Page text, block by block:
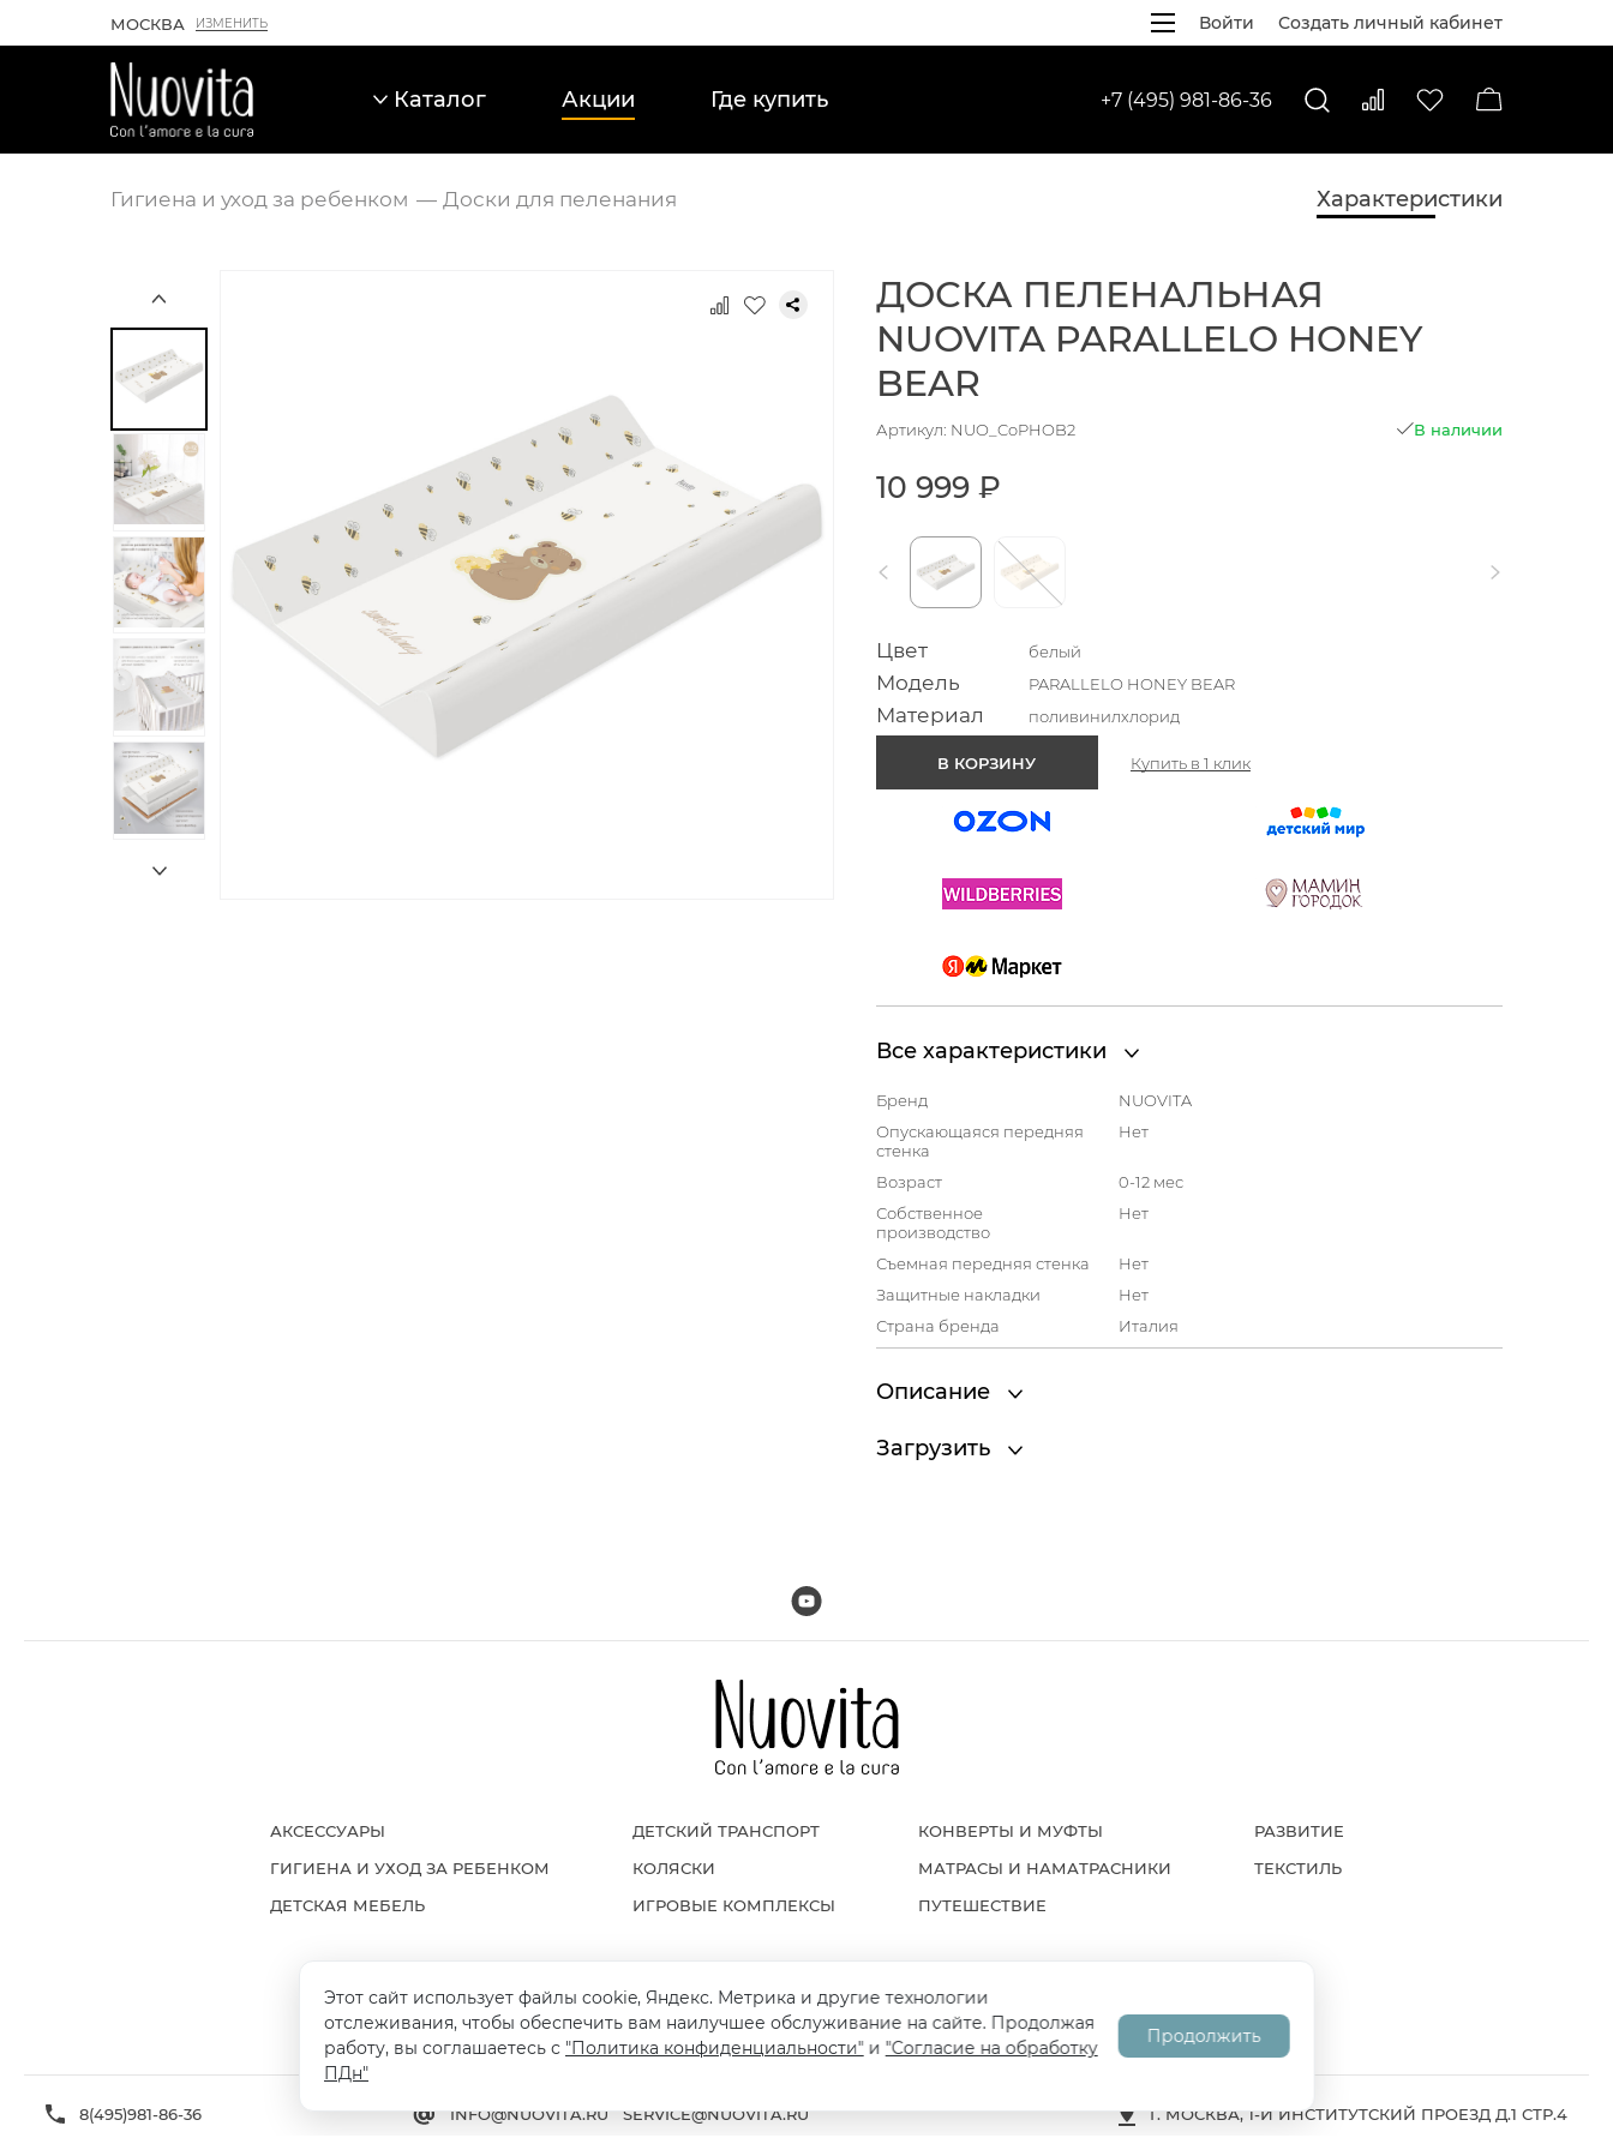
МОСКВА ИЗМЕНИТЬ Войти Создать личный кабинет
Каталог Акции Где купить +7 (495) 981-86-36
Гигиена и уход за ребенком Доски для пеленания Характеристики
Карточка товара
ДОСКА ПЕЛЕНАЛЬНАЯ
NUOVITA PARALLELO HONEY
BEAR
Артикул: NUO_CoPHOB2 В наличии
10 999 ₽
Цвет белый
Модель PARALLELO HONEY BEAR
Материал поливинилхлорид
В КОРЗИНУ Купить в 1 клик
Все характеристики
Бренд
NUOVITA
Опускающаяся передняя
стенка
Нет
Возраст
0-12 мес
Собственное
производство
Нет
Съемная передняя стенка
Нет
Защитные накладки
Нет
Страна бренда
Италия
Описание
Загрузить
АКСЕССУАРЫ
ГИГИЕНА И УХОД ЗА РЕБЕНКОМ
ДЕТСКАЯ МЕБЕЛЬ
ДЕТСКИЙ ТРАНСПОРТ
КОЛЯСКИ
ИГРОВЫЕ КОМПЛЕКСЫ
КОНВЕРТЫ И МУФТЫ
МАТРАСЫ И НАМАТРАСНИКИ
ПУТЕШЕСТВИЕ
РАЗВИТИЕ
ТЕКСТИЛЬ
ГАРАНТИЯ И ВОЗВРАТ ПОЛИТИКА КОНФИДЕНЦИАЛЬНОСТИ ПУБЛИЧНАЯ ОФЕРТА СОГЛАСИЕ НА ОБРАБОТКУ ПД
8(495)981-86-36 INFO@NUOVITA.RU SERVICE@NUOVITA.RU Г. МОСКВА, 1-Й ИНСТИТУТСКИЙ ПРОЕЗД Д.1 СТР.4
Этот сайт использует файлы cookie, Яндекс. Метрика и другие технологии
отслеживания, чтобы обеспечить вам наилучшее обслуживание на сайте. Продолжая
работу, вы соглашаетесь с "Политика конфиденциальности"и "Согласие на обработку
ПДн"
Продолжить